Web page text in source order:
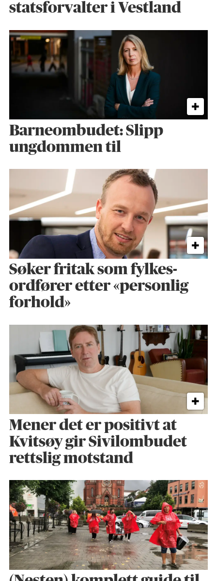
statsforvalter i Vestland
Barneombudet: Slipp
ungdommen til
Søker fritak som fylkes­
ordfører etter «personlig
forhold»
Mener det er positivt at
Kvitsøy gir Sivilombudet
rettslig motstand